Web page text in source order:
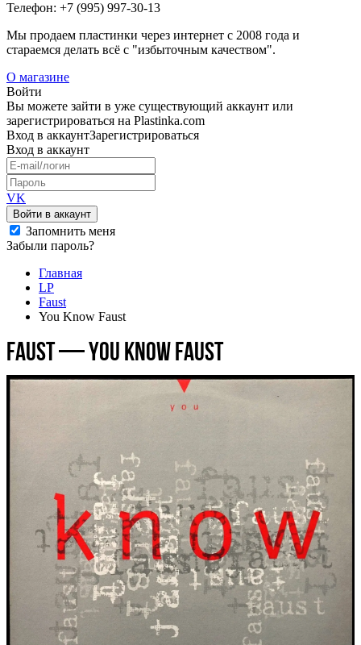
Телефон: +7 (995) 997-30-13
Мы продаем пластинки через интернет c 2008 года и
стараемся делать всё с "избыточным качеством".
О магазине
Войти
Вы можете зайти в уже существующий аккаунт или
зарегистрироваться на Plastinka.com
Вход в аккаунтЗарегистрироваться
Вход в аккаунт
VK
Войти в аккаунт
Запомнить меня
Забыли пароль?
Главная
LP
Faust
You Know Faust
Faust — You Know Faust